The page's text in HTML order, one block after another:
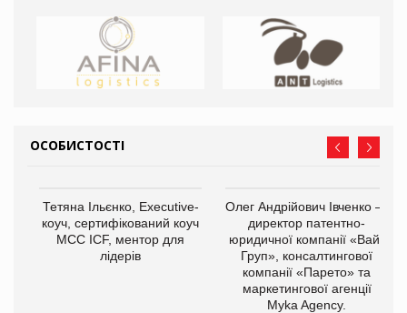
ОСОБИСТОСТІ
Тетяна Ільєнко, Executive-
коуч, сертифікований коуч
МСС ICF, ментор для
лідерів
Олег Андрійович Івченко —
директор патентно-
юридичної компанії «Вайз
Груп», консалтингової
компанії «Парето» та
маркетингової агенції
Myka Agency.